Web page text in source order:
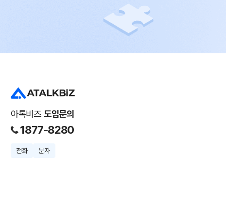
아톡비즈 도입문의
1877-8280
전화 문자